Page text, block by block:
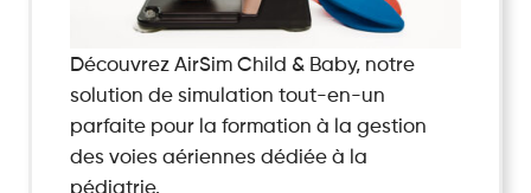
Découvrez AirSim Child & Baby, notre
solution de simulation tout-en-un
parfaite pour la formation à la gestion
des voies aériennes dédiée à la
pédiatrie.